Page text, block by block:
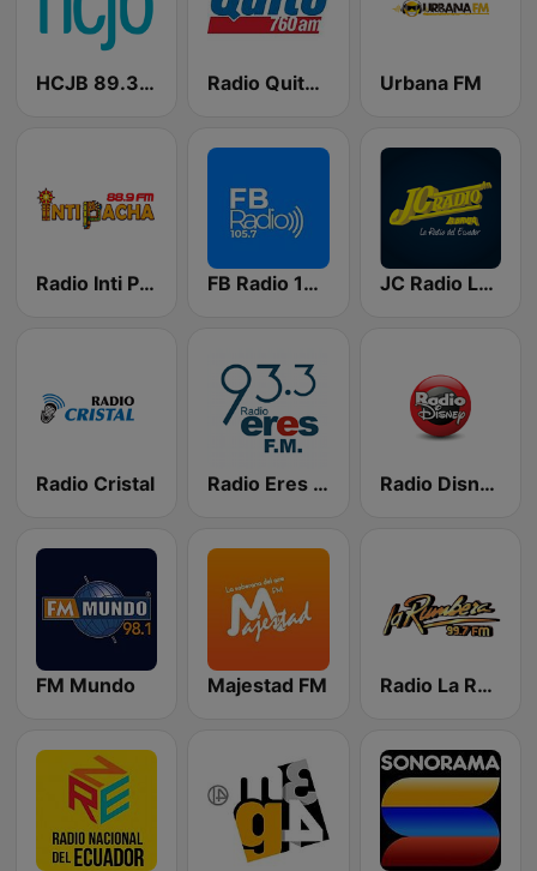
HCJB 89.3 FM Radio Quito 760 AM Urbana FM
Radio Inti Pacha FB Radio 105.7 JC Radio La Bruja
Radio Cristal Radio Eres 93.3 FM Radio Disney
FM Mundo Majestad FM Radio La Rumbera